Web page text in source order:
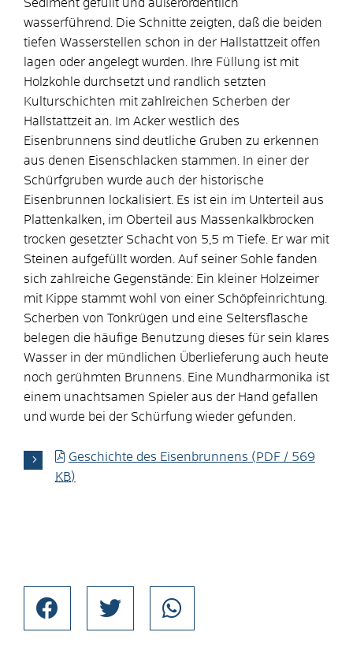
Sediment gefüllt und außerordentlich
wasserführend. Die Schnitte zeigten, daß die beiden
tiefen Wasserstellen schon in der Hallstattzeit offen
lagen oder angelegt wurden. Ihre Füllung ist mit
Holzkohle durchsetzt und randlich setzten
Kulturschichten mit zahlreichen Scherben der
Hallstattzeit an. Im Acker westlich des
Eisenbrunnens sind deutliche Gruben zu erkennen
aus denen Eisenschlacken stammen. In einer der
Schürfgruben wurde auch der historische
Eisenbrunnen lockalisiert. Es ist ein im Unterteil aus
Plattenkalken, im Oberteil aus Massenkalkbrocken
trocken gesetzter Schacht von 5,5 m Tiefe. Er war mit
Steinen aufgefüllt worden. Auf seiner Sohle fanden
sich zahlreiche Gegenstände: Ein kleiner Holzeimer
mit Kippe stammt wohl von einer Schöpfeinrichtung.
Scherben von Tonkrügen und eine Seltersflasche
belegen die häufige Benutzung dieses für sein klares
Wasser in der mündlichen Überlieferung auch heute
noch gerühmten Brunnens. Eine Mundharmonika ist
einem unachtsamen Spieler aus der Hand gefallen
und wurde bei der Schürfung wieder gefunden.
Geschichte des Eisenbrunnens (PDF / 569
KB)